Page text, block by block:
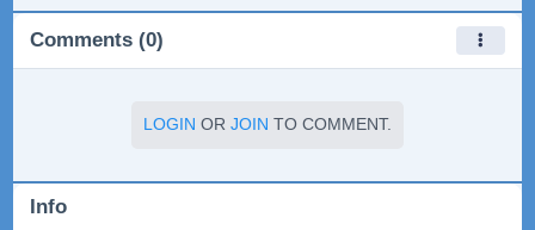
Comments (0)
LOGIN OR JOIN TO COMMENT.
Info